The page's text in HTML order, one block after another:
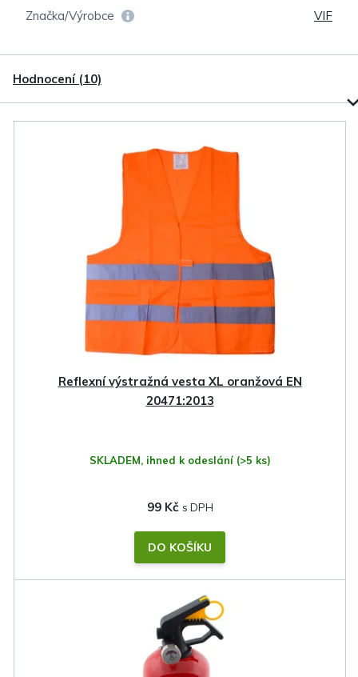
Značka/Výrobce VIF
Hodnocení (10)
Reflexní výstražná vesta XL oranžová EN
20471:2013
SKLADEM, ihned k odeslání (>5 ks)
99 Kč
DO KOŠÍKU